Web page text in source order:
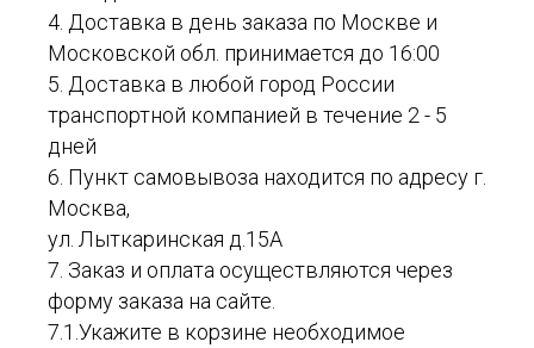
4. Доставка в день заказа по Москве и
Московской обл. принимается до 16:00
5. Доставка в любой город России
транспортной компанией в течение 2 - 5
дней
6. Пункт самовывоза находится по адресу г.
Москва,
ул. Лыткаринская д.15А
7. Заказ и оплата осуществляются через
форму заказа на сайте.
7.1.Укажите в корзине необходимое